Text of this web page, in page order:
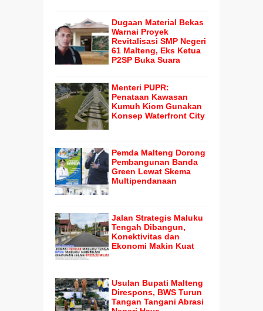
Dugaan Material Bekas
Warnai Proyek
Revitalisasi SMP Negeri
61 Malteng, Eks Ketua
P2SP Buka Suara
Menteri PUPR:
Penataan Kawasan
Kumuh Kiom Gunakan
Konsep Waterfront City
Pemda Malteng Dorong
Pembangunan Banda
Green Lewat Skema
Multipendanaan
Jalan Strategis Maluku
Tengah Dibangun,
Konektivitas dan
Ekonomi Makin Kuat
Usulan Bupati Malteng
Direspons, BWS Turun
Tangan Tangani Abrasi